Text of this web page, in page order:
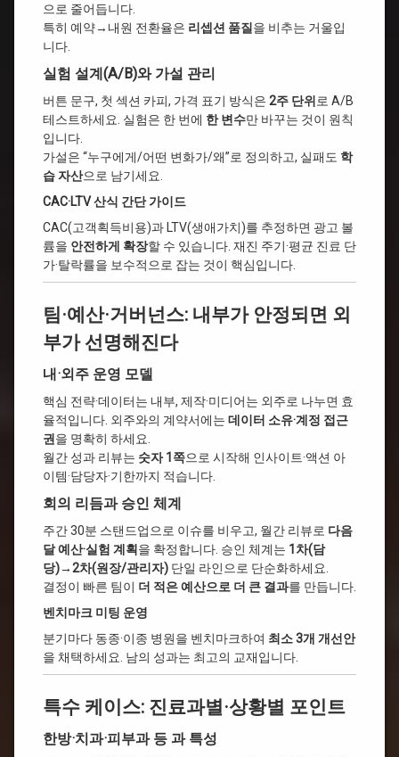
으로 줄어듭니다.
특히 예약→내원 전환율은 리셉션 품질 을 비추는 거울입
니다.
실험 설계(A/B)와 가설 관리
버튼 문구, 첫 섹션 카피, 가격 표기 방식은 2주 단위 로 A/B
테스트하세요. 실험은 한 번에 한 변수만 바꾸는 것이 원칙
입니다.
가설은 “누구에게/어떤 변화가/왜”로 정의하고, 실패도 학
습 자산으로 남기세요.
CAC·LTV 산식 간단 가이드
CAC(고객획득비용)과 LTV(생애가치)를 추정하면 광고 볼
륨을 안전하게 확장할 수 있습니다. 재진 주기·평균 진료 단
가·탈락률을 보수적으로 잡는 것이 핵심입니다.
팀·예산·거버넌스: 내부가 안정되면 외
부가 선명해진다
내·외주 운영 모델
핵심 전략·데이터는 내부, 제작·미디어는 외주로 나누면 효
율적입니다. 외주와의 계약서에는 데이터 소유·계정 접근
권 을 명확히 하세요.
월간 성과 리뷰는 숫자 1쪽으로 시작해 인사이트·액션 아
이템·담당자·기한까지 적습니다.
회의 리듬과 승인 체계
주간 30분 스탠드업으로 이슈를 비우고, 월간 리뷰로 다음
달 예산·실험 계획 을 확정합니다. 승인 체계는 1차(담
당)→2차(원장/관리자) 단일 라인으로 단순화하세요.
결정이 빠른 팀이 더 적은 예산으로 더 큰 결과를 만듭니다.
벤치마크 미팅 운영
분기마다 동종·이종 병원을 벤치마크하여 최소 3개 개선안
을 채택하세요. 남의 성과는 최고의 교재입니다.
특수 케이스: 진료과별·상황별 포인트
한방·치과·피부과 등 과 특성